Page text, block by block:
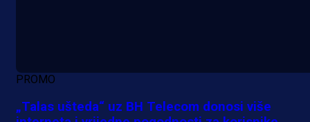
PROMO
„Talas ušteda“ uz BH Telecom donosi više